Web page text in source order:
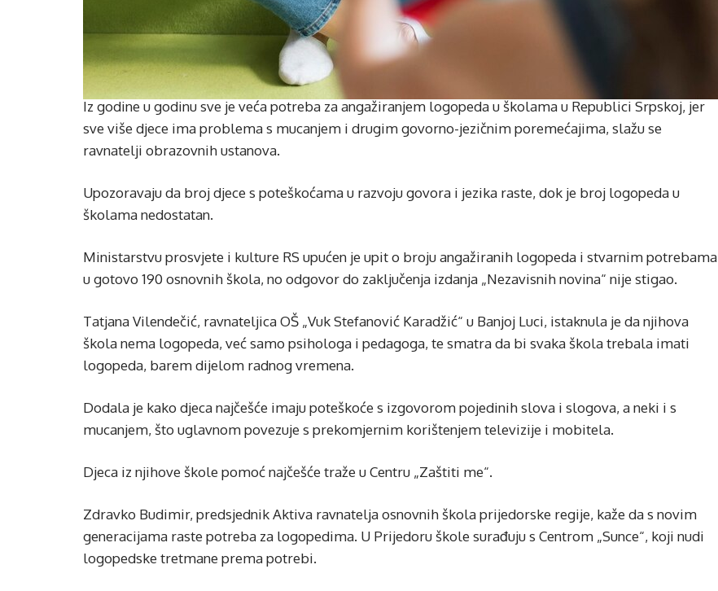
Iz godine u godinu sve je veća potreba za angažiranjem logopeda u školama u Republici Srpskoj, jer
sve više djece ima problema s mucanjem i drugim govorno-jezičnim poremećajima, slažu se
ravnatelji obrazovnih ustanova.
Upozoravaju da broj djece s poteškoćama u razvoju govora i jezika raste, dok je broj logopeda u
školama nedostatan.
Ministarstvu prosvjete i kulture RS upućen je upit o broju angažiranih logopeda i stvarnim potrebama
u gotovo 190 osnovnih škola, no odgovor do zaključenja izdanja „Nezavisnih novina“ nije stigao.
Tatjana Vilendečić, ravnateljica OŠ „Vuk Stefanović Karadžić“ u Banjoj Luci, istaknula je da njihova
škola nema logopeda, već samo psihologa i pedagoga, te smatra da bi svaka škola trebala imati
logopeda, barem dijelom radnog vremena.
Dodala je kako djeca najčešće imaju poteškoće s izgovorom pojedinih slova i slogova, a neki i s
mucanjem, što uglavnom povezuje s prekomjernim korištenjem televizije i mobitela.
Djeca iz njihove škole pomoć najčešće traže u Centru „Zaštiti me“.
Zdravko Budimir, predsjednik Aktiva ravnatelja osnovnih škola prijedorske regije, kaže da s novim
generacijama raste potreba za logopedima. U Prijedoru škole surađuju s Centrom „Sunce“, koji nudi
logopedske tretmane prema potrebi.